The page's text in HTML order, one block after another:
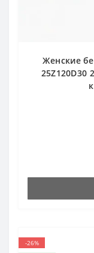
Женские
25Z120D30
-26%